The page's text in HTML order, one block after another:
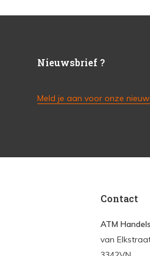
Nieuwsbrief ?
Meld je aan voor onze
Contact
ATM
van